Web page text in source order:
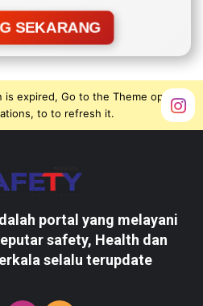
SEKARANG
is expired, Go to the Theme options
to to refresh it.
portal yang melayani
safety, Health dan
selalu terupdate